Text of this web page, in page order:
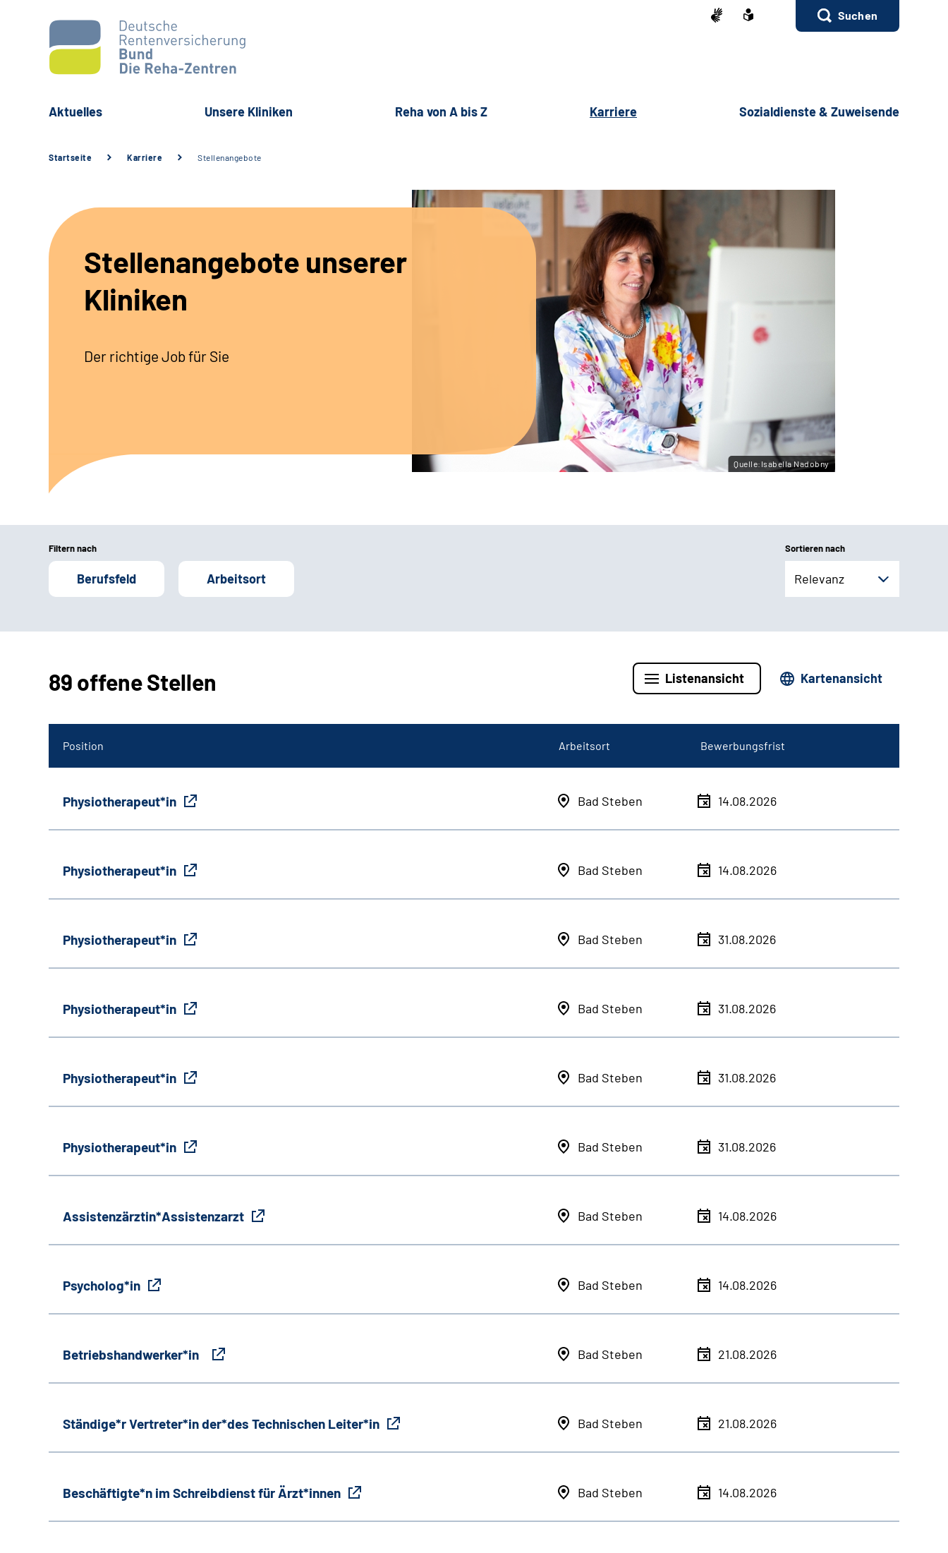
Suchen
Aktuelles Unsere Kliniken Reha von A bis Z Karriere Sozialdienste & Zuweisende
Startseite Karriere Stellenangebote
Stellenangebote unserer
Kliniken
Der richtige Job für Sie
Quelle:Isabella Nadobny
Filtern nach
Berufsfeld Arbeitsort
Sortieren nach
Relevanz
89 offene Stellen Listenansicht Kartenansicht
Position Arbeitsort Bewerbungsfrist
Physiotherapeut*in Bad Steben 14.08.2026
Physiotherapeut*in Bad Steben 14.08.2026
Physiotherapeut*in Bad Steben 31.08.2026
Physiotherapeut*in Bad Steben 31.08.2026
Physiotherapeut*in Bad Steben 31.08.2026
Physiotherapeut*in Bad Steben 31.08.2026
Assistenzärztin*Assistenzarzt Bad Steben 14.08.2026
Psycholog*in Bad Steben 14.08.2026
Betriebshandwerker*in Bad Steben 21.08.2026
Ständige*r Vertreter*in der*des Technischen Leiter*in Bad Steben 21.08.2026
Beschäftigte*n im Schreibdienst für Ärzt*innen Bad Steben 14.08.2026